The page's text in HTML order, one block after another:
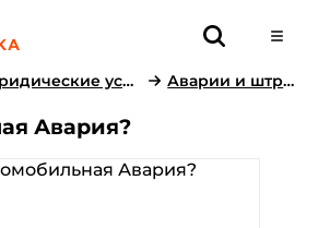
Юридические услуги Аварии и штрафы
Авария?